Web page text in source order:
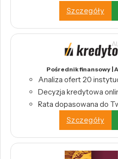
Szczegóły
Pośrednik finansowy |
Analiza ofert 20
Decyzja kredytowa
Rata dopasowana do
Szczegóły